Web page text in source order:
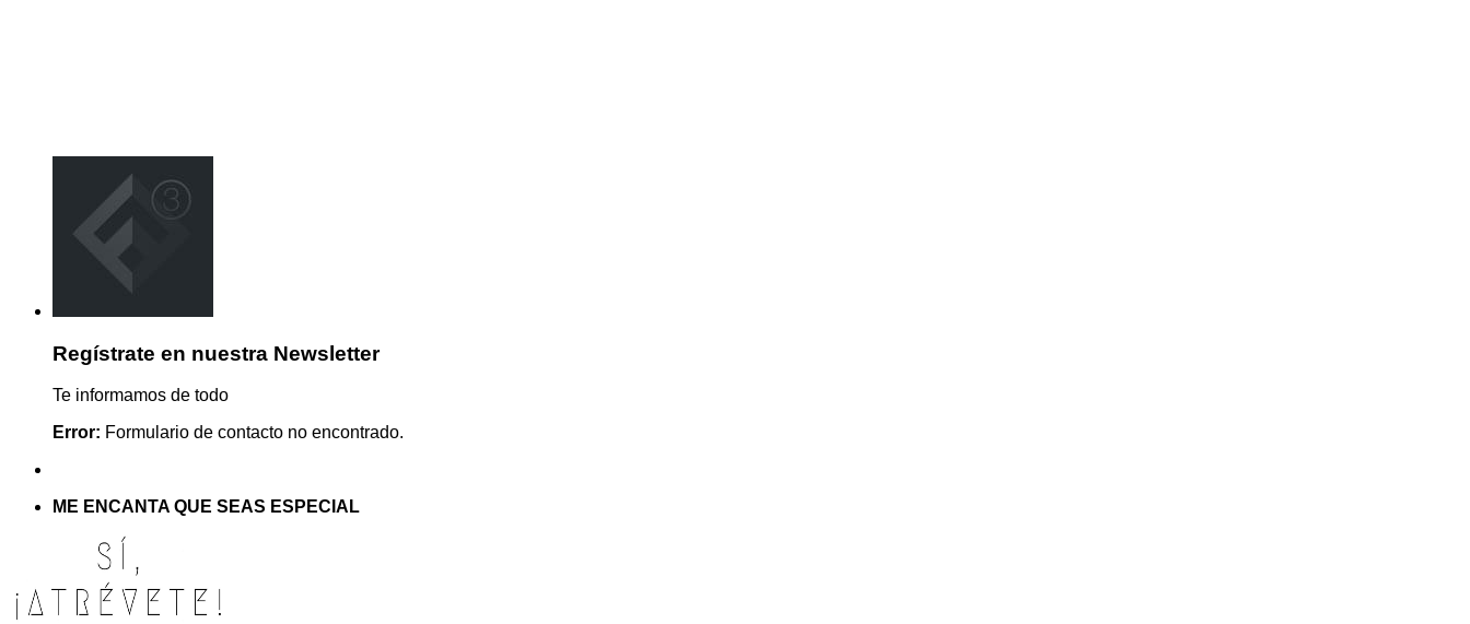
Regístrate en nuestra Newsletter
Te informamos de todo
Error: Formulario de contacto no encontrado.
ME ENCANTA QUE SEAS ESPECIAL